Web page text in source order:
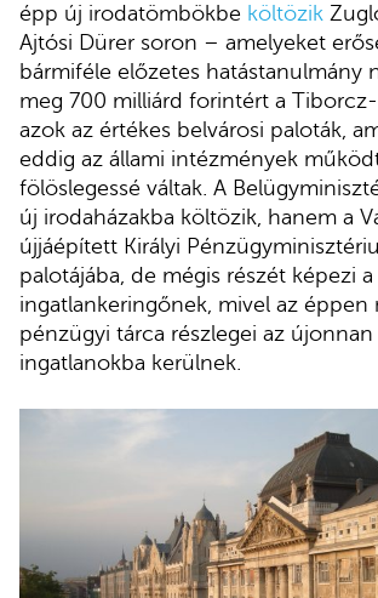
épp új irodatömbökbe költözik
Ajtósi Dürer soron – amelyeket
bármiféle előzetes hatástanulmány
meg 700 milliárd forintért a
azok az értékes belvárosi paloták,
eddig az állami intézmények
fölöslegessé váltak. A
új irodaházakba költözik, hanem a
újjáépített Királyi
palotájába, de mégis részét képezi
ingatlankeringőnek, mivel az éppen
pénzügyi tárca részlegei az
ingatlanokba kerülnek.